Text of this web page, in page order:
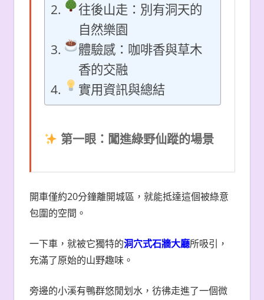
往後山走：別有洞天的
自然樂園
體驗感：咖啡香與草木
香的交融
實用資訊與總結
第一眼：闖進綠野仙蹤的場景
開車僅約20分鐘離開城區，就能抵達這個被綠意
包圍的空間。
一下車，就被它獨特的洞穴式石牆大廳所吸引，
充滿了原始的山野趣味。
旁邊的小溪有鴨群悠閒划水，彷彿走進了一個微